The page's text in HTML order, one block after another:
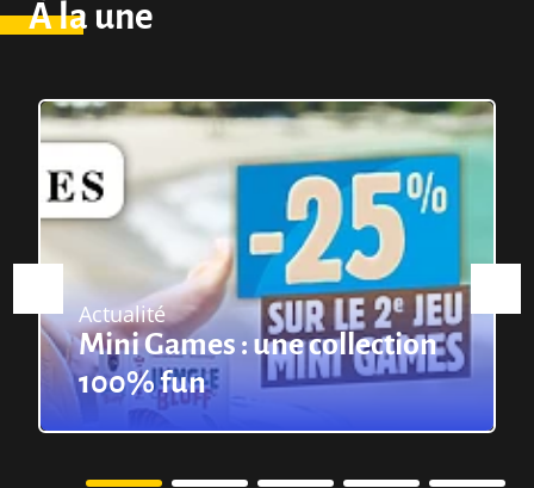
À la une
Actualité
Mini Games : une collection
100% fun